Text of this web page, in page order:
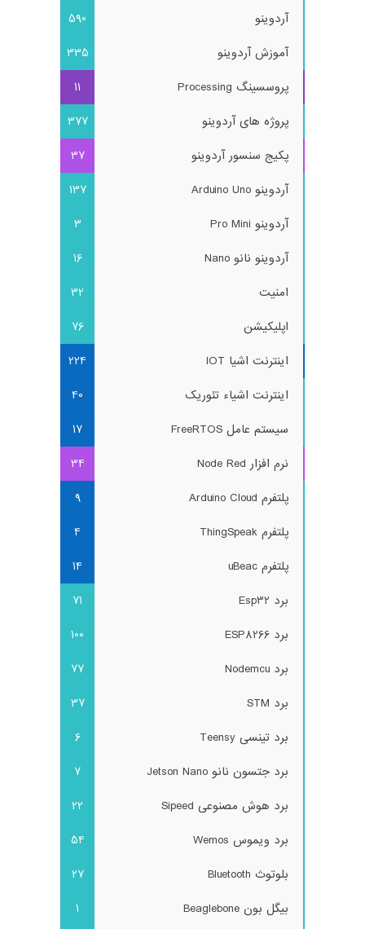
آردوینو
590
آموزش آردوینو
335
پروسسینگ Processing
11
پروژه های آردوینو
377
پکیج سنسور آردوینو
37
آردوینو Arduino Uno
137
آردوینو Pro Mini
3
آردوینو نانو Nano
16
امنیت
32
اپلیکیشن
76
اینترنت اشیا IOT
224
اینترنت اشیاء تئوریک
40
سیستم عامل FreeRTOS
17
نرم افزار Node Red
34
پلتفرم Arduino Cloud
9
پلتفرم ThingSpeak
4
پلتفرم uBeac
14
برد Esp32
71
برد ESP8266
100
برد Nodemcu
77
برد STM
37
برد تینسی Teensy
6
برد جتسون نانو Jetson Nano
7
برد هوش مصنوعی Sipeed
22
برد ویموس Wemos
54
بلوتوث Bluetooth
27
بیگل بون Beaglebone
1